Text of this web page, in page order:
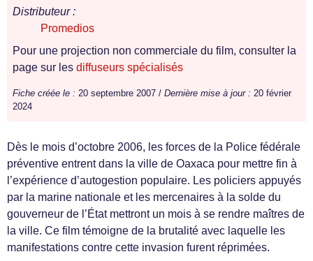
Distributeur :
Promedios
Pour une projection non commerciale du film, consulter la
page sur les diffuseurs spécialisés
Fiche créée le : 20 septembre 2007 / Dernière mise à jour : 20 février
2024
Dès le mois d’octobre 2006, les forces de la Police fédérale
préventive entrent dans la ville de Oaxaca pour mettre fin à
l’expérience d’autogestion populaire. Les policiers appuyés
par la marine nationale et les mercenaires à la solde du
gouverneur de l’État mettront un mois à se rendre maîtres de
la ville. Ce film témoigne de la brutalité avec laquelle les
manifestations contre cette invasion furent réprimées.